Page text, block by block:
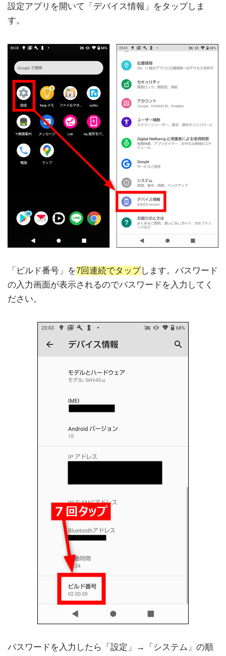
設定アプリを開いて「デバイス情報」をタップしま
す。
「ビルド番号」を7回連続でタップします。パスワード
の入力画面が表示されるのでパスワードを入力してく
ださい。
パスワードを入力したら「設定」→「システム」の順